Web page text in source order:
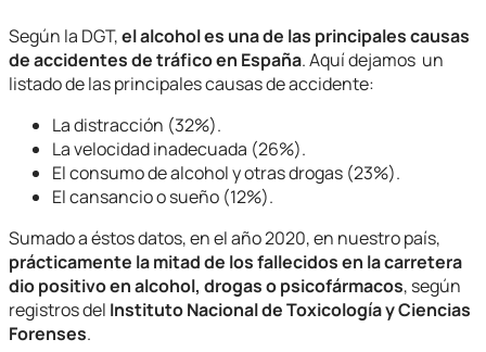
Según la DGT,el alcohol es una de las principales causas
de accidentes de tráfico en España. Aquí dejamos un
listado de las principales causas de accidente:
La distracción (32%).
La velocidad inadecuada (26%).
El consumo de alcohol y otras drogas (23%).
El cansancio o sueño (12%).
Sumado a éstos datos, en el año 2020, en nuestro país,
prácticamente la mitad de los fallecidos en la carretera
dio positivo en alcohol, drogas o psicofármacos, según
registros del Instituto Nacional de Toxicología y Ciencias
Forenses.